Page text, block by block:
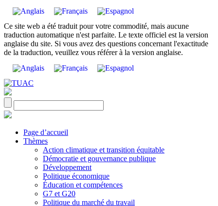
Ce site web a été traduit pour votre commodité, mais aucune
traduction automatique n'est parfaite. Le texte officiel est la version
anglaise du site. Si vous avez des questions concernant l'exactitude
de la traduction, veuillez vous référer à la version anglaise.
Page d’accueil
Thèmes
Action climatique et transition équitable
Démocratie et gouvernance publique
Développement
Politique économique
Éducation et compétences
G7 et G20
Politique du marché du travail